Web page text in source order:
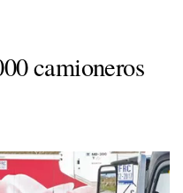
camioneros